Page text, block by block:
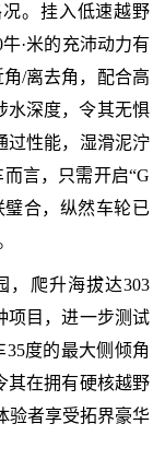
。挂入低速越野
·米的充沛动力有
/离去角，配合高
水深度，令其无惧
过性能，湿滑泥泞
言，只需开启“G
合，纵然车轮已
，爬升海拔达303
项目，进一步测试
度的最大侧倾角
其在拥有硬核越野
验者享受拓界豪华